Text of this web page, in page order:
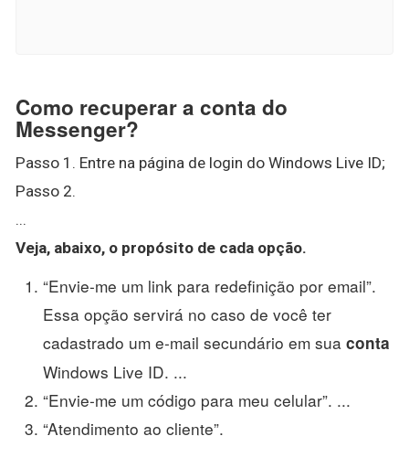
Como recuperar a conta do
Messenger?
Passo 1. Entre na página de login do Windows Live ID;
Passo 2.
...
Veja, abaixo, o propósito de cada opção.
“Envie-me um link para redefinição por email”.
Essa opção servirá no caso de você ter
cadastrado um e-mail secundário em sua conta
Windows Live ID. ...
“Envie-me um código para meu celular”. ...
“Atendimento ao cliente”.